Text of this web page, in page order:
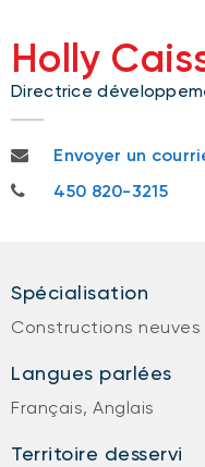
Holly
Directrice
Envoyer un
450 820-3215
450 820-3215
Spécialisation
Constructions neuves
Langues parlées
Français, Anglais
Territoire desservi